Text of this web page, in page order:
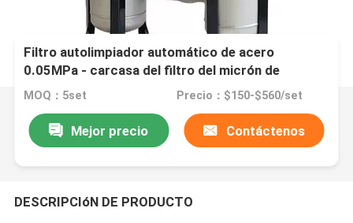
Filtro autolimpiador automático de acero
0.05MPa - carcasa del filtro del micrón de
0.07MPa SS
MOQ：5set Precio：$150-$560/set
Mejor precio Contáctenos
DESCRIPCIóN DE PRODUCTO